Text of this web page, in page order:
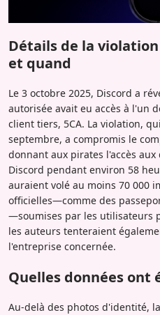
Détails de la
et quand
Le 3 octobre 2025, Discord a
autorisée avait eu accès à l'un
client tiers, 5CA. La violation,
septembre, a compromis le
donnant aux pirates l'accès
Discord pendant environ 58
auraient volé au moins 70 000
officielles—comme des
—soumises par les utilisateurs
les auteurs tenteraient
l'entreprise concernée.
Quelles données ont
Au-delà des photos d'identité,